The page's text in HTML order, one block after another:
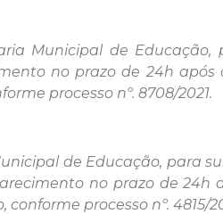
Municipal de Educação,
no prazo de 24h
processo nº. 8708/2021.
de Educação, para
no prazo de 24h
processo nº. 4815/